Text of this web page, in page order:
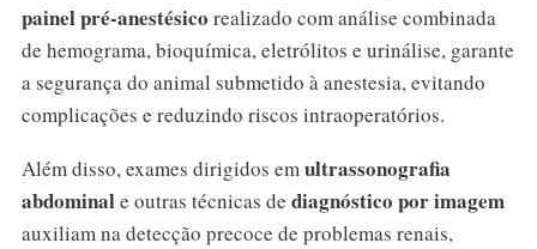
painel pré-anestésico realizado com análise combinada
de hemograma, bioquímica, eletrólitos e urinálise, garante
a segurança do animal submetido à anestesia, evitando
complicações e reduzindo riscos intraoperatórios.
Além disso, exames dirigidos emultrassonografia
abdominale outras técnicas de diagnóstico por imagem
auxiliam na detecção precoce de problemas renais,